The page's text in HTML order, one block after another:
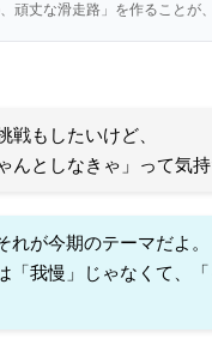
頑丈な滑走路」を作ることが
戦もしたいけど、
んとしなきゃ」って気
れが今期のテーマだよ。
「我慢」じゃなくて、